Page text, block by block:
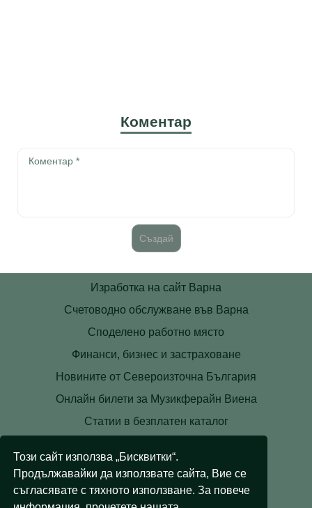
Този сайт използва „Бисквитки“.
Продължавайки да използвате сайта, Вие се
съгласявате с тяхното използване. За повече
Коментар
Изработка на сайт Варна
Счетоводно обслужване във Варна
Споделено работно място
Финанси, бизнес и застраховане
Новините от Североизточна България
Онлайн билети за Музикферайн Виена
Статии в безплатен каталог
Лични данни